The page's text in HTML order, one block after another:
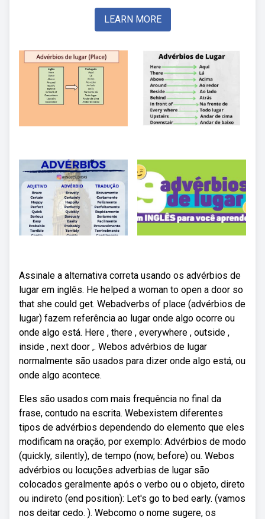
LEARN MORE
Assinale a alternativa correta usando os advérbios de
lugar em inglês. He helped a woman to open a door so
that she could get. Webadverbs of place (advérbios de
lugar) fazem referência ao lugar onde algo ocorre ou
onde algo está. Here , there , everywhere , outside ,
inside , next door ,. Webos advérbios de lugar
normalmente são usados para dizer onde algo está, ou
onde algo acontece.
Eles são usados com mais frequência no final da
frase, contudo na escrita. Webexistem diferentes
tipos de advérbios dependendo do elemento que eles
modificam na oração, por exemplo: Advérbios de modo
(quickly, silently), de tempo (now, before) ou. Webos
advérbios ou locuções adverbias de lugar são
colocados geralmente após o verbo ou o objeto, direto
ou indireto (end position): Let's go to bed early. (vamos
nos deitar cedo. ). Webcomo o nome sugere, os